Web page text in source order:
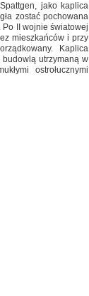
jako kaplica
zostać pochowana
II wojnie światowej
mieszkańców i przy
Kaplica
budowlą utrzymaną w
ostrołucznymi